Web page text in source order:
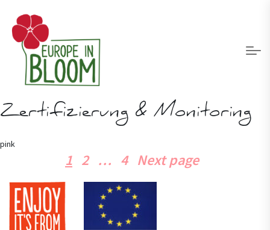
Zertifizierung & Monitoring
pink
Seitennummerierung
der
Beiträge
Page
1 Page
2 … Page
4 Next page